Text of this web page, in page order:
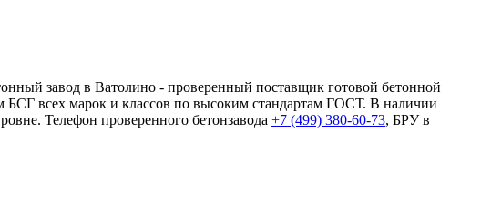
завод в Ватолино - проверенный поставщик готовой бетонной
БСГ всех марок и классов по высоким стандартам ГОСТ. В наличии
Телефон проверенного бетонзавода +7 (499) 380-60-73, БРУ в